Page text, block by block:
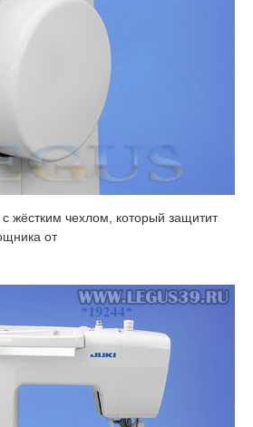
жёстким чехлом, который защитит
от